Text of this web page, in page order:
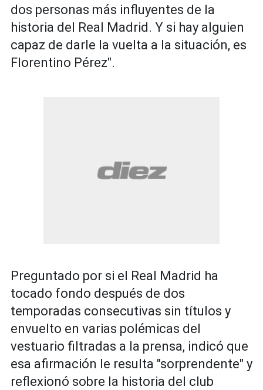
dos personas más influyentes de la
historia del Real Madrid. Y si hay alguien
capaz de darle la vuelta a la situación, es
Florentino Pérez".
Preguntado por si el Real Madrid ha
tocado fondo después de dos
temporadas consecutivas sin títulos y
envuelto en varias polémicas del
vestuario filtradas a la prensa, indicó que
esa afirmación le resulta "sorprendente" y
reflexionó sobre la historia del club